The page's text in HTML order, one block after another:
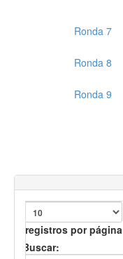
Ronda 7
Ronda 8
Ronda 9
registros por página
Buscar: